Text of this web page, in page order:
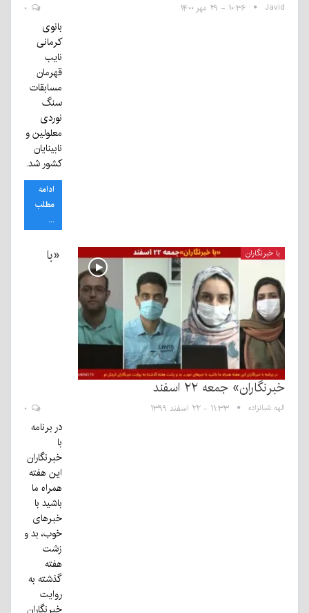
Javid ۱۰:۳۶ - ۲۹ مهر ۱۴۰۰
بانوی
کرمانی
نایب
قهرمان
مسابقات
سنگ
نوردی
معلولین و
نابینایان
کشور شد.
ادامه
مطلب
...
با خبرنگاران «با
خبرنگاران» جمعه ۲۲ اسفند
الهه شبانزاده ۱۱:۳۳ - ۲۲ اسفند ۱۳۹۹
در برنامه
با
خبرنگاران
این هفته
همراه ما
باشید با
خبرهای
خوب، بد و
زشت
هفته
گذشته به
روایت
خبرنگاران